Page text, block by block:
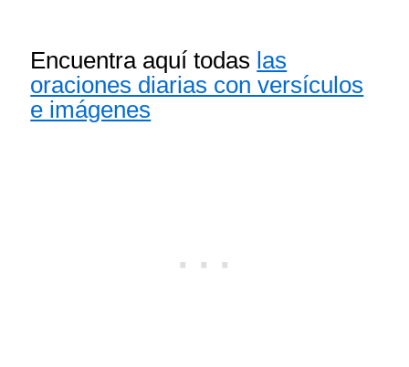
Encuentra aquí todas las
oraciones diarias con versículos
e imágenes